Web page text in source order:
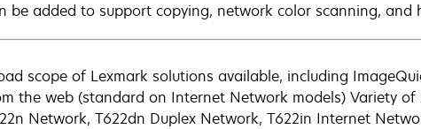
be added to support copying, network color scanning, and
scope of Lexmark solutions available, including
the web (standard on Internet Network models) Variety of
Network, T622dn Duplex Network, T622in Internet